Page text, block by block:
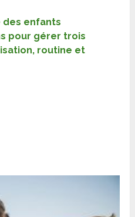
des enfants
pour gérer trois
routine et